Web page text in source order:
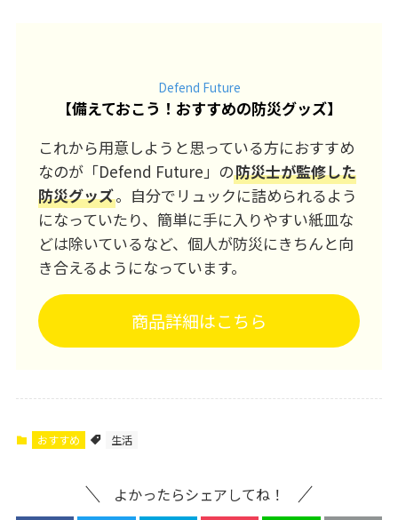
Defend Future
【備えておこう！おすすめの防災グッズ】
これから用意しようと思っている方におすすめ
なのが「Defend Future」の防災士が監修した
防災グッズ。自分でリュックに詰められるよう
になっていたり、簡単に手に入りやすい紙皿な
どは除いているなど、個人が防災にきちんと向
き合えるようになっています。
商品詳細はこちら
おすすめ 生活
よかったらシェアしてね！